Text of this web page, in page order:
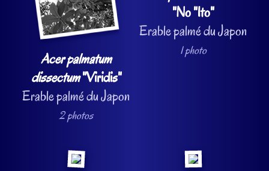
Acer palmatum
dissectum"Viridis"
Erable palmé du Japon
2 photos
"No "Ito"
Erable palmé du Japon
1 photo